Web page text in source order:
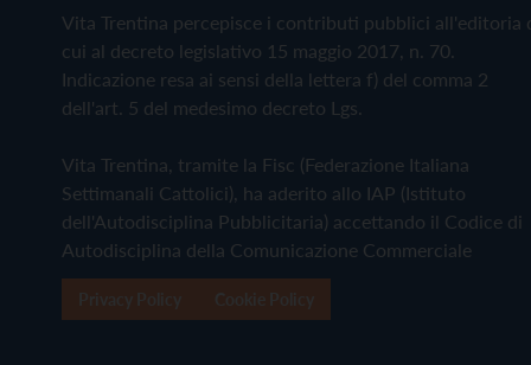
Vita Trentina percepisce i contributi pubblici all'editoria
cui al decreto legislativo 15 maggio 2017, n. 70.
Indicazione resa ai sensi della lettera f) del comma 2
dell'art. 5 del medesimo decreto Lgs.
Vita Trentina, tramite la Fisc (Federazione Italiana
Settimanali Cattolici), ha aderito allo IAP (Istituto
dell'Autodisciplina Pubblicitaria) accettando il Codice di
Autodisciplina della Comunicazione Commerciale